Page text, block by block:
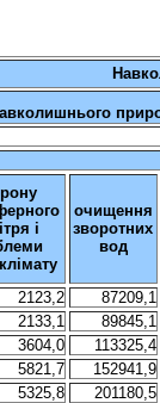
і
клімату
очищення
зворотних
вод
2123,2
87209,1
2133,1
89845,1
3604,0
113325,4
5821,7
152941,9
5325,8
201180,5